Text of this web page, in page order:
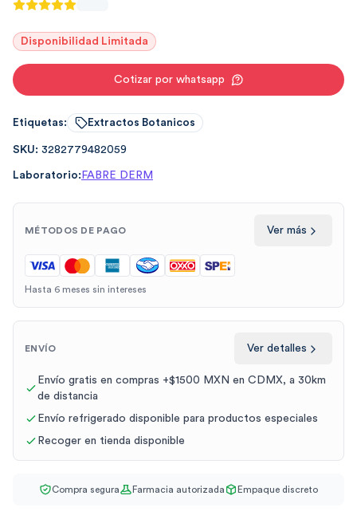
Disponibilidad Limitada
Cotizar por whatsapp
Etiquetas: Extractos Botanicos
SKU: 3282779482059
Laboratorio: FABRE DERM
MÉTODOS DE PAGO Ver más
Hasta 6 meses sin intereses
ENVÍO Ver detalles
Envío gratis en compras +$1500 MXN en CDMX, a 30km
de distancia
Envío refrigerado disponible para productos especiales
Recoger en tienda disponible
Compra segura Farmacia autorizada Empaque discreto